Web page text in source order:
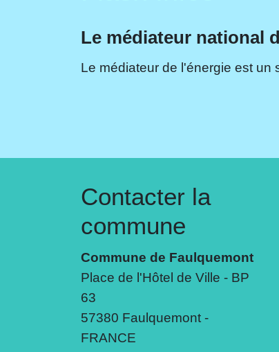
Le médiateur national
Le médiateur de l'énergie est un
Contacter la
commune
Commune de Faulquemont
Place de l'Hôtel de Ville - BP
63
57380 Faulquemont -
FRANCE